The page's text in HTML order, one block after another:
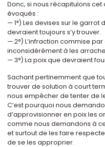
Donc, si nous récapitulons
évoqués :
— 1°) Les devises sur le garrot
devraient toujours s’y trouver.
— 2°) L’infraction commise
inconsidérément à les
— 3°) La poix que devraient
Sachant pertinemment que
trouver de solution à court
nous empêcher de tenter de
C’est pourquoi nous
d’approvisionner en poix les
comme nous demandons à
et surtout de les faire
de se les approprier.